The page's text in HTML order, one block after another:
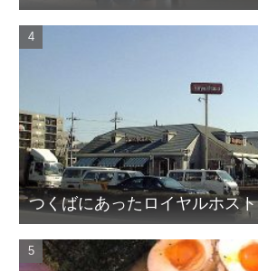
つくばにあったロイヤルホスト